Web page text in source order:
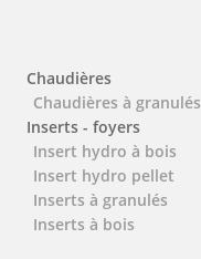
Chaudières
Chaudières à granulés
Inserts - foyers
Insert hydro à bois
Insert hydro pellet
Inserts à granulés
Inserts à bois